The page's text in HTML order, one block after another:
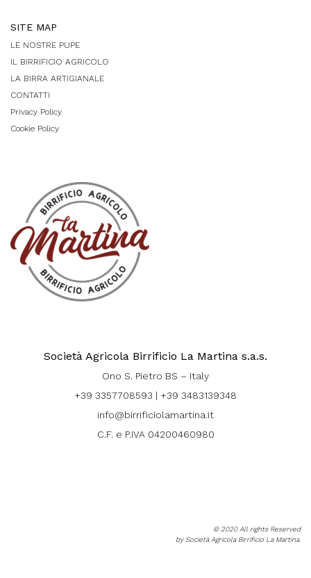
SITE MAP
LE NOSTRE PUPE
IL BIRRIFICIO AGRICOLO
LA BIRRA ARTIGIANALE
CONTATTI
Privacy Policy
Cookie Policy
Società Agricola Birrificio La Martina s.a.s.
Ono S. Pietro BS – Italy
+39 3357708593 | +39 3483139348
info@birrificiolamartina.it
C.F. e P.IVA 04200460980
© 2020 All rights Reserved
by Società Agricola Birrificio La Martina.